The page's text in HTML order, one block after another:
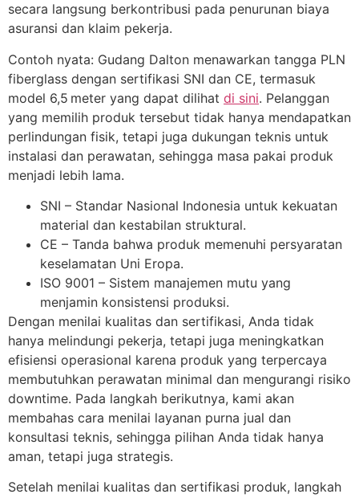
secara langsung berkontribusi pada penurunan biaya
asuransi dan klaim pekerja.
Contoh nyata: Gudang Dalton menawarkan tangga PLN
fiberglass dengan sertifikasi SNI dan CE, termasuk
model 6,5 meter yang dapat dilihat di sini. Pelanggan
yang memilih produk tersebut tidak hanya mendapatkan
perlindungan fisik, tetapi juga dukungan teknis untuk
instalasi dan perawatan, sehingga masa pakai produk
menjadi lebih lama.
SNI – Standar Nasional Indonesia untuk kekuatan
material dan kestabilan struktural.
CE – Tanda bahwa produk memenuhi persyaratan
keselamatan Uni Eropa.
ISO 9001 – Sistem manajemen mutu yang
menjamin konsistensi produksi.
Dengan menilai kualitas dan sertifikasi, Anda tidak
hanya melindungi pekerja, tetapi juga meningkatkan
efisiensi operasional karena produk yang terpercaya
membutuhkan perawatan minimal dan mengurangi risiko
downtime. Pada langkah berikutnya, kami akan
membahas cara menilai layanan purna jual dan
konsultasi teknis, sehingga pilihan Anda tidak hanya
aman, tetapi juga strategis.
Setelah menilai kualitas dan sertifikasi produk, langkah